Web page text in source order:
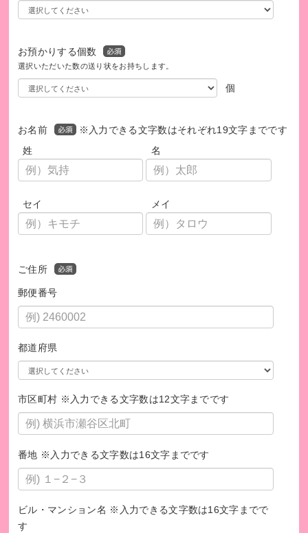
ワールド・ビジョン・ジャパン ホームページトップへ遷移
お預かりする個数
選択いただいた数の送り状をお持ちします。
個
お名前
※入力できる文字数はそれぞれ19文字までです
姓
名
セイ メイ
ご住所
郵便番号
都道府県
市区町村 ※入力できる文字数は12文字までです
番地 ※入力できる文字数は16文字までです
ビル・マンション名 ※入力できる文字数は16文字までで
す